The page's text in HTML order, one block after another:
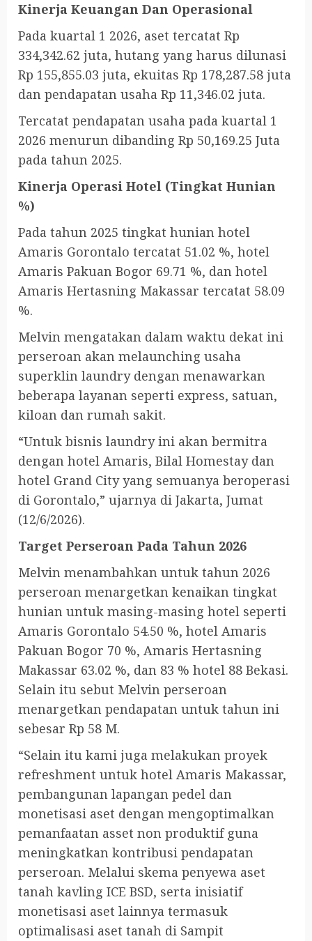
Kinerja Keuangan Dan Operasional
Pada kuartal 1 2026, aset tercatat Rp
334,342.62 juta, hutang yang harus dilunasi
Rp 155,855.03 juta, ekuitas Rp 178,287.58 juta
dan pendapatan usaha Rp 11,346.02 juta.
Tercatat pendapatan usaha pada kuartal 1
2026 menurun dibanding Rp 50,169.25 Juta
pada tahun 2025.
Kinerja Operasi Hotel (Tingkat Hunian
%)
Pada tahun 2025 tingkat hunian hotel
Amaris Gorontalo tercatat 51.02 %, hotel
Amaris Pakuan Bogor 69.71 %, dan hotel
Amaris Hertasning Makassar tercatat 58.09
%.
Melvin mengatakan dalam waktu dekat ini
perseroan akan melaunching usaha
superklin laundry dengan menawarkan
beberapa layanan seperti express, satuan,
kiloan dan rumah sakit.
“Untuk bisnis laundry ini akan bermitra
dengan hotel Amaris, Bilal Homestay dan
hotel Grand City yang semuanya beroperasi
di Gorontalo,” ujarnya di Jakarta, Jumat
(12/6/2026).
Target Perseroan Pada Tahun 2026
Melvin menambahkan untuk tahun 2026
perseroan menargetkan kenaikan tingkat
hunian untuk masing-masing hotel seperti
Amaris Gorontalo 54.50 %, hotel Amaris
Pakuan Bogor 70 %, Amaris Hertasning
Makassar 63.02 %, dan 83 % hotel 88 Bekasi.
Selain itu sebut Melvin perseroan
menargetkan pendapatan untuk tahun ini
sebesar Rp 58 M.
“Selain itu kami juga melakukan proyek
refreshment untuk hotel Amaris Makassar,
pembangunan lapangan pedel dan
monetisasi aset dengan mengoptimalkan
pemanfaatan asset non produktif guna
meningkatkan kontribusi pendapatan
perseroan. Melalui skema penyewa aset
tanah kavling ICE BSD, serta inisiatif
monetisasi aset lainnya termasuk
optimalisasi aset tanah di Sampit